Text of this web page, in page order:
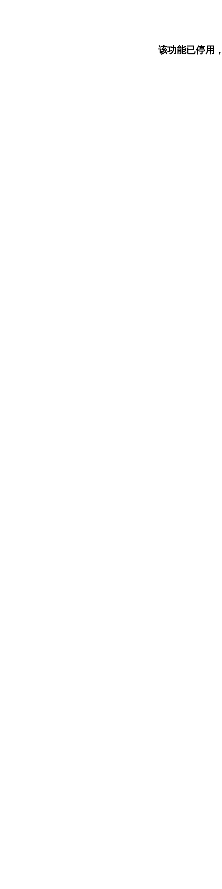
该功能已停用